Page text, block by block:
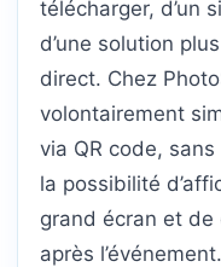
télécharger, d’un
d’une solution
direct. Chez
volontairement
via QR code,
la possibilité
grand écran et de
après